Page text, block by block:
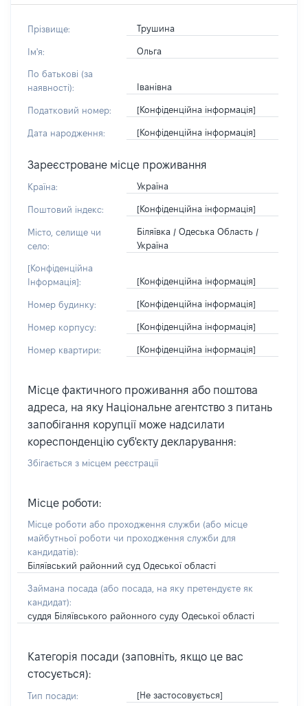
Прізвище: Трушина
Ім'я: Ольга
По батькові (за
наявності):
Іванівна
Податковий номер: [Конфіденційна інформація]
Дата народження: [Конфіденційна інформація]
Зареєстроване місце проживання
Країна: Україна
Поштовий індекс: [Конфіденційна інформація]
Місто, селище чи
село:
Біляївка / Одеська Область /
Україна
[Конфіденційна
Інформація]:
[Конфіденційна інформація]
Номер будинку: [Конфіденційна інформація]
Номер корпусу: [Конфіденційна інформація]
Номер квартири: [Конфіденційна інформація]
Місце фактичного проживання або поштова
адреса, на яку Національне агентство з питань
запобігання корупції може надсилати
кореспонденцію суб'єкту декларування:
Збігається з місцем реєстрації
Місце роботи:
Місце роботи або проходження служби (або місце
майбутньої роботи чи проходження служби для
кандидатів):
Біляївський районний суд Одеської області
Займана посада (або посада, на яку претендуєте як
кандидат):
суддя Біляївського районного суду Одеської області
Категорія посади (заповніть, якщо це вас
стосується):
Тип посади: [Не застосовується]